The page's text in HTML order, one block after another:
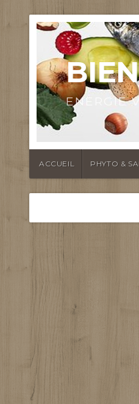
ENERGIE
ACCUEIL PHYTO &